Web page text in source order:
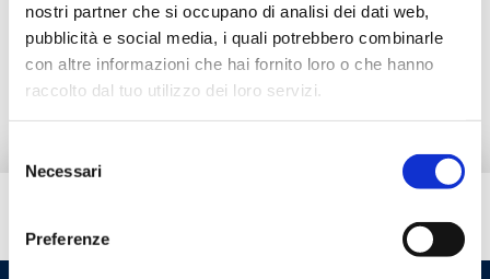
nostri partner che si occupano di analisi dei dati web,
pubblicità e social media, i quali potrebbero combinarle
con altre informazioni che hai fornito loro o che hanno
raccolto dal tuo utilizzo dei loro servizi.
delNecessari
Preferenze
Vai al prodotto